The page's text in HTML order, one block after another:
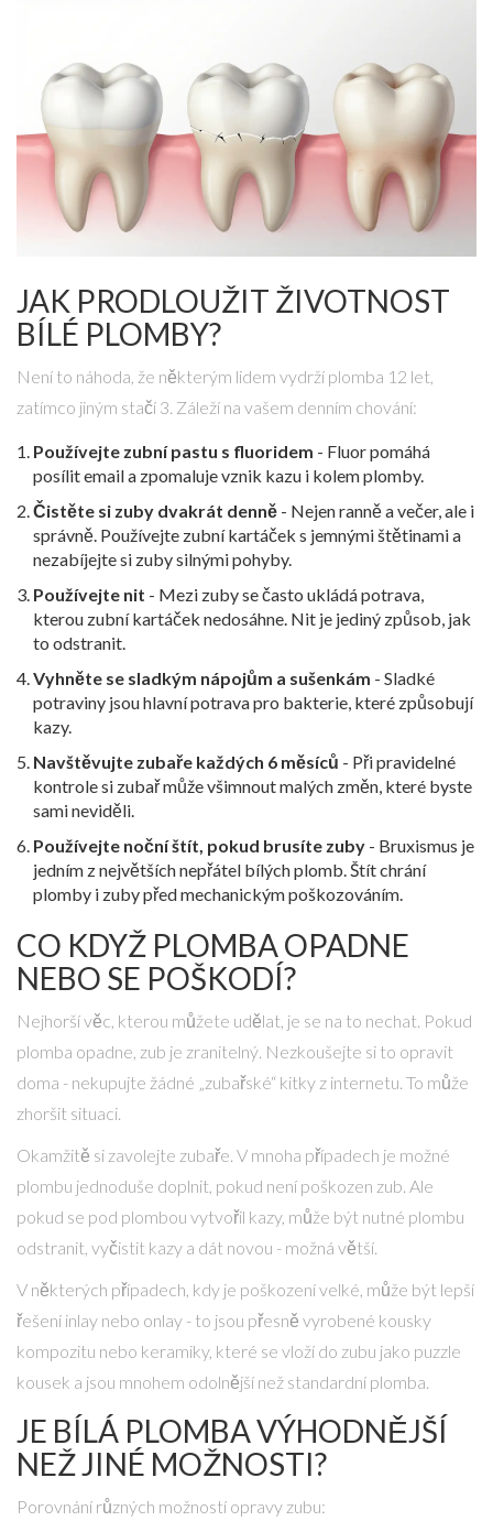
JAK PRODLOUŽIT ŽIVOTNOST
BÍLÉ PLOMBY?
Není to náhoda, že některým lidem vydrží plomba 12 let,
zatímco jiným stačí 3. Záleží na vašem denním chování:
Používejte zubní pastu s fluoridem - Fluor pomáhá
posílit email a zpomaluje vznik kazu i kolem plomby.
Čistěte si zuby dvakrát denně - Nejen ranně a večer, ale i
správně. Používejte zubní kartáček s jemnými štětinami a
nezabíjejte si zuby silnými pohyby.
Používejte nit - Mezi zuby se často ukládá potrava,
kterou zubní kartáček nedosáhne. Nit je jediný způsob, jak
to odstranit.
Vyhněte se sladkým nápojům a sušenkám - Sladké
potraviny jsou hlavní potrava pro bakterie, které způsobují
kazy.
Navštěvujte zubaře každých 6 měsíců - Při pravidelné
kontrole si zubař může všimnout malých změn, které byste
sami neviděli.
Používejte noční štít, pokud brusíte zuby - Bruxismus je
jedním z největších nepřátel bílých plomb. Štít chrání
plomby i zuby před mechanickým poškozováním.
CO KDYŽ PLOMBA OPADNE
NEBO SE POŠKODÍ?
Nejhorší věc, kterou můžete udělat, je se na to nechat. Pokud
plomba opadne, zub je zranitelný. Nezkoušejte si to opravit
doma - nekupujte žádné „zubařské“ kitky z internetu. To může
zhoršit situaci.
Okamžitě si zavolejte zubaře. V mnoha případech je možné
plombu jednoduše doplnit, pokud není poškozen zub. Ale
pokud se pod plombou vytvořil kazy, může být nutné plombu
odstranit, vyčistit kazy a dát novou - možná větší.
V některých případech, kdy je poškození velké, může být lepší
řešení inlay nebo onlay - to jsou přesně vyrobené kousky
kompozitu nebo keramiky, které se vloží do zubu jako puzzle
kousek a jsou mnohem odolnější než standardní plomba.
JE BÍLÁ PLOMBA VÝHODNĚJŠÍ
NEŽ JINÉ MOŽNOSTI?
Porovnání různých možností opravy zubu: